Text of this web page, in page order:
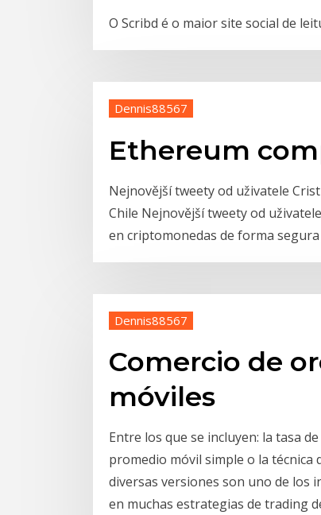
O Scribd é o maior site social de
Dennis88567
Ethereum
Nejnovější tweety od uživatele
Chile Nejnovější tweety od
en criptomonedas de forma
Dennis88567
Comercio de
móviles
Entre los que se incluyen: la tasa
promedio móvil simple o la técnica
diversas versiones son uno de los
en muchas estrategias de trading